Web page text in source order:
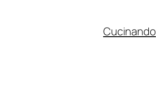
Cucinando